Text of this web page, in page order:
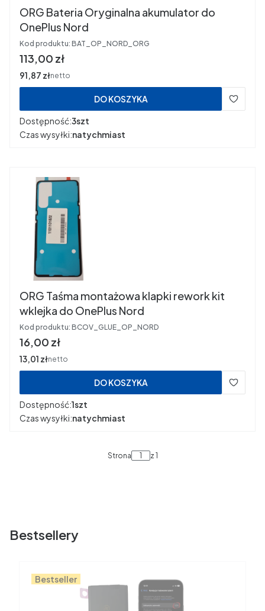
ORG Bateria Oryginalna akumulator do
OnePlus Nord
Kod produktu: BAT_OP_NORD_ORG
Cena
113,00 zł
Cena
91,87 złnetto
DO KOSZYKA
Dostępność:3szt
Czas wysyłki:natychmiast
ORG Taśma montażowa klapki rework kit
wklejka do OnePlus Nord
Kod produktu: BCOV_GLUE_OP_NORD
Cena
16,00 zł
Cena
13,01 złnetto
DO KOSZYKA
Dostępność:1szt
Czas wysyłki:natychmiast
Strona z 1
Bestsellery
Bestseller